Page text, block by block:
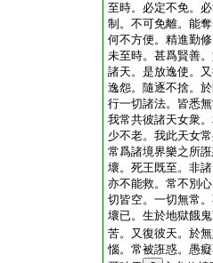
至時。必定不免。
制。不可免離。能
何不方便。精進勤
未至時。甚爲賢善
諸天。是放逸使。
逸怨。隨逐不捨。
行一切諸法。皆悉
我常共彼諸天女衆
少不老。我此天女
常爲諸境界樂之所
壞。死王既至。非
亦不能救。常不別
切皆空。一切無常
壞已。生於地獄餓
苦。又復彼天。於
惱。常被誑惑。愚